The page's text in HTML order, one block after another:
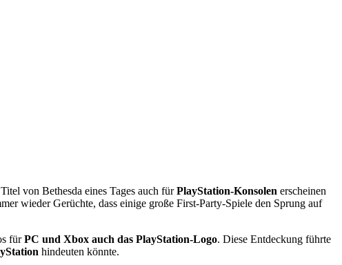
von Bethesda eines Tages auch fürPlayStation-Konsolen erscheinen
wieder Gerüchte, dass einige große First-Party-Spiele den Sprung auf
fürPC und Xbox auch das PlayStation-Logo. Diese Entdeckung führte
hindeuten könnte.